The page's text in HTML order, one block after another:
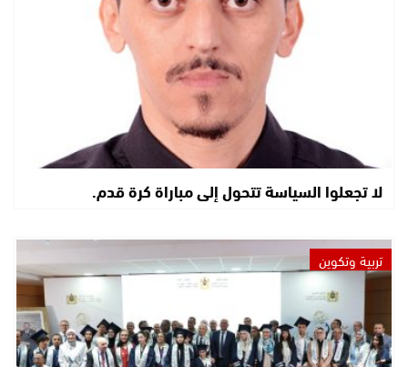
لا تجعلوا السياسة تتحول إلى مباراة كرة قدم.
تربية وتكوين